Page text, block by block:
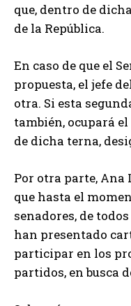
que, dentro de
de la República.
En caso de que el
propuesta, el jefe
otra. Si esta
también, ocupará
de dicha terna,
Por otra parte, Ana
que hasta el
senadores, de
han presentado
participar en los
partidos, en busca